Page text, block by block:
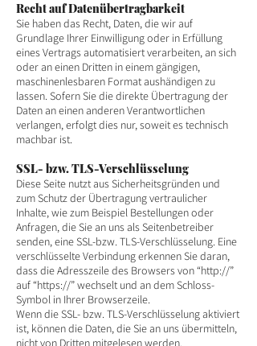
Recht auf Datenübertragbarkeit
Sie haben das Recht, Daten, die wir auf
Grundlage Ihrer Einwilligung oder in Erfüllung
eines Vertrags automatisiert verarbeiten, an sich
oder an einen Dritten in einem gängigen,
maschinenlesbaren Format aushändigen zu
lassen. Sofern Sie die direkte Übertragung der
Daten an einen anderen Verantwortlichen
verlangen, erfolgt dies nur, soweit es technisch
machbar ist.
SSL- bzw. TLS-Verschlüsselung
Diese Seite nutzt aus Sicherheitsgründen und
zum Schutz der Übertragung vertraulicher
Inhalte, wie zum Beispiel Bestellungen oder
Anfragen, die Sie an uns als Seitenbetreiber
senden, eine SSL-bzw. TLS-Verschlüsselung. Eine
verschlüsselte Verbindung erkennen Sie daran,
dass die Adresszeile des Browsers von “http://”
auf “https://” wechselt und an dem Schloss-
Symbol in Ihrer Browserzeile.
Wenn die SSL- bzw. TLS-Verschlüsselung aktiviert
ist, können die Daten, die Sie an uns übermitteln,
nicht von Dritten mitgelesen werden.